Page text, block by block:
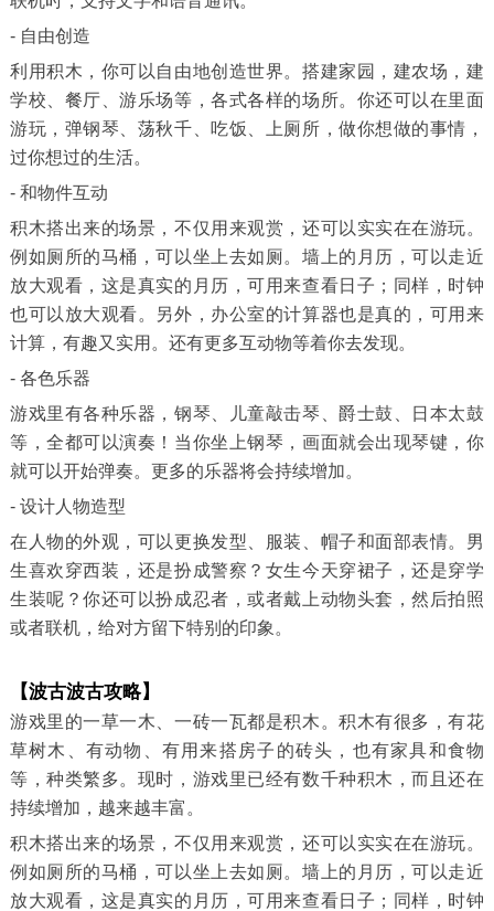
- 自由创造
利用积木，你可以自由地创造世界。搭建家园，建农场，建
学校、餐厅、游乐场等，各式各样的场所。你还可以在里面
游玩，弹钢琴、荡秋千、吃饭、上厕所，做你想做的事情，
过你想过的生活。
- 和物件互动
积木搭出来的场景，不仅用来观赏，还可以实实在在游玩。
例如厕所的马桶，可以坐上去如厕。墙上的月历，可以走近
放大观看，这是真实的月历，可用来查看日子；同样，时钟
也可以放大观看。另外，办公室的计算器也是真的，可用来
计算，有趣又实用。还有更多互动物等着你去发现。
- 各色乐器
游戏里有各种乐器，钢琴、儿童敲击琴、爵士鼓、日本太鼓
等，全都可以演奏！当你坐上钢琴，画面就会出现琴键，你
就可以开始弹奏。更多的乐器将会持续增加。
- 设计人物造型
在人物的外观，可以更换发型、服装、帽子和面部表情。男
生喜欢穿西装，还是扮成警察？女生今天穿裙子，还是穿学
生装呢？你还可以扮成忍者，或者戴上动物头套，然后拍照
或者联机，给对方留下特别的印象。
【波古波古攻略】
游戏里的一草一木、一砖一瓦都是积木。积木有很多，有花
草树木、有动物、有用来搭房子的砖头，也有家具和食物
等，种类繁多。现时，游戏里已经有数千种积木，而且还在
持续增加，越来越丰富。
积木搭出来的场景，不仅用来观赏，还可以实实在在游玩。
例如厕所的马桶，可以坐上去如厕。墙上的月历，可以走近
放大观看，这是真实的月历，可用来查看日子；同样，时钟